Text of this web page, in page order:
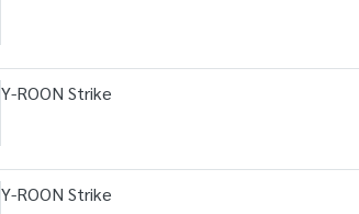
Y-ROON Strike
Y-ROON Strike